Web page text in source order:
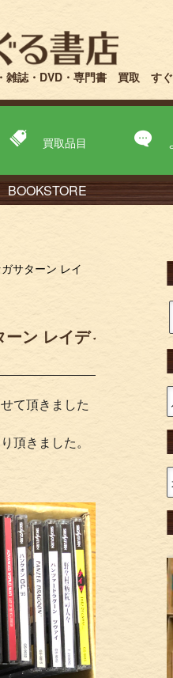
雑誌・DVD・専門書 買取 す
買取品目
サターン レイ
ン レイディ
て頂きました
頂きました。